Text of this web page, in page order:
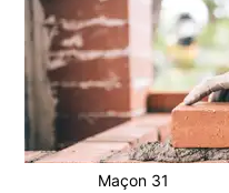
Maçon 31